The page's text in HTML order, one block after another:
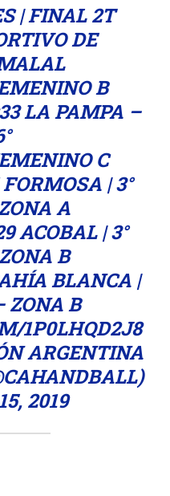
| FINAL 2T
DE
B
LA PAMPA –
C
| 3°
A
ACOBAL | 3°
B
BLANCA |
ZONA B
1P0LHQD2J8
ARGENTINA
2019